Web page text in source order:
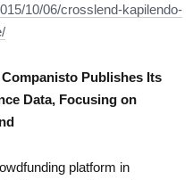
10/06/crosslend-kapilendo-
Publishes Its
Data, Focusing on
platform in